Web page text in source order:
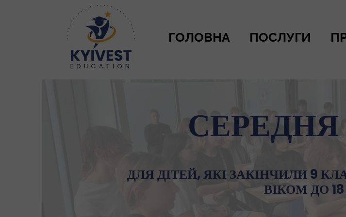
ГОЛОВНА ПОСЛУГИ
СЕРЕДНЯ
ДЛЯ ДІТЕЙ, ЯКІ ЗАКІНЧИЛИ 9
ВІКОМ ДО